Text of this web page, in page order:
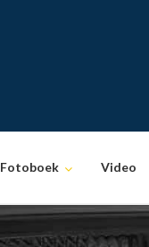
Fotoboek Video